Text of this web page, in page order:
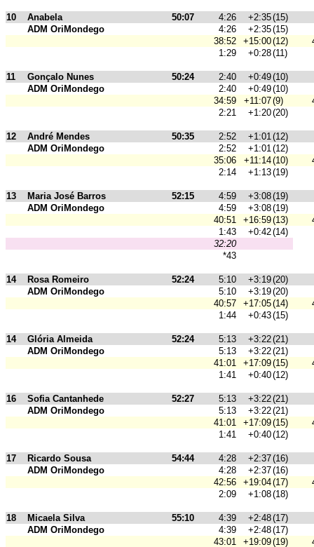
10 Anabela 50:07 4:26 +2:35(15)
ADM OriMondego
4:26 +2:35(15)
38:52
+15:00(12)
1:29
+0:28(11)
11 Gonçalo Nunes 50:24 2:40 +0:49(10)
ADM OriMondego
2:40 +0:49(10)
34:59
+11:07(9)
2:21
+1:20(20)
12 André Mendes 50:35 2:52 +1:01(12)
ADM OriMondego
2:52 +1:01(12)
35:06
+11:14(10)
2:14
+1:13(19)
13 Maria José Barros 52:15 4:59 +3:08(19)
ADM OriMondego
4:59 +3:08(19)
40:51
+16:59(13)
1:43
+0:42(14)
32:20
*43
14 Rosa Romeiro 52:24 5:10 +3:19(20)
ADM OriMondego
5:10 +3:19(20)
40:57
+17:05(14)
1:44
+0:43(15)
14 Glória Almeida 52:24 5:13 +3:22(21)
ADM OriMondego
5:13 +3:22(21)
41:01
+17:09(15)
1:41
+0:40(12)
16 Sofia Cantanhede 52:27 5:13 +3:22(21)
ADM OriMondego
5:13 +3:22(21)
41:01
+17:09(15)
1:41
+0:40(12)
17 Ricardo Sousa 54:44 4:28 +2:37(16)
ADM OriMondego
4:28 +2:37(16)
42:56
+19:04(17)
2:09
+1:08(18)
18 Micaela Silva 55:10 4:39 +2:48(17)
ADM OriMondego
4:39 +2:48(17)
43:01
+19:09(19)